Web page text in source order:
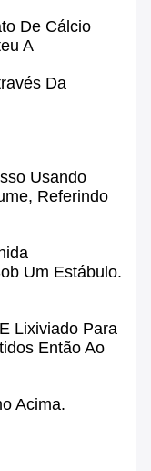
De Cálcio
A
Da
Usando
Referindo
Um Estábulo.
Lixiviado Para
Então Ao
Acima.